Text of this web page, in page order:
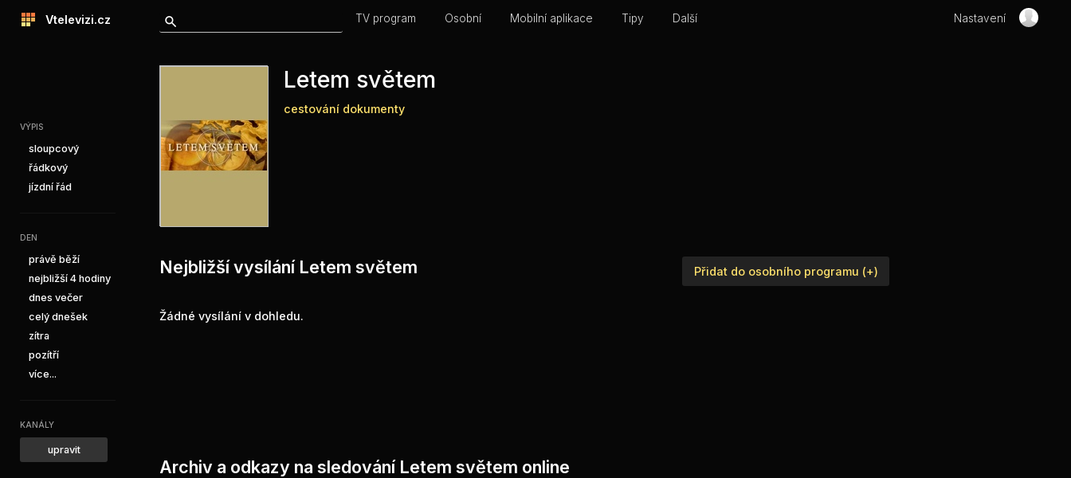
Vtelevizi.cz TV program Osobní Mobilní aplikace Tipy Další Nastavení
VÝPIS
sloupcový
řádkový
jízdní řád
DEN
právě běží
nejbližší 4 hodiny
dnes večer
celý dnešek
zítra
pozítří
více...
KANÁLY
upravit
Letem světem
cestování dokumenty
Nejbližší vysílání Letem světem
Žádné vysílání v dohledu.
Archiv a odkazy na sledování Letem světem online
Přidat do osobního programu (+)